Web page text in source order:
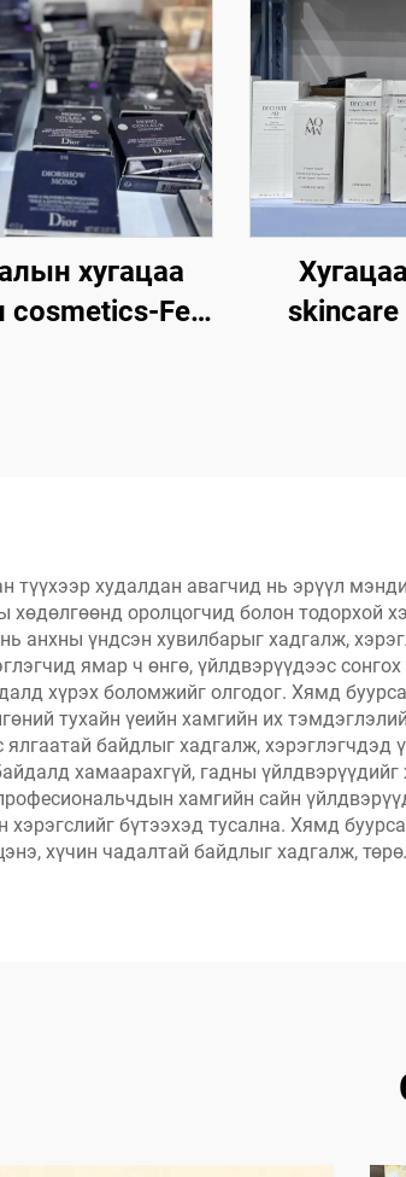
хугацаа
cosmetics-Fen
байна.
skincare
түүхээр худалдан авагчид нь эрүүл
хөдөлгөөнд оролцогчид болон тодорхой
анхны үндсэн хувилбарыг хадгалж,
ямар ч өнгө, үйлдвэрүүдээс
хүрэх боломжийг олгодог. Хямд
тухайн үеийн хамгийн их
ялгаатай байдлыг хадгалж,
хамаарахгүй, гадны
хамгийн сайн
хэрэгслийг бүтээхэд тусална. Хямд
хүчин чадалтай байдлыг хадгалж,